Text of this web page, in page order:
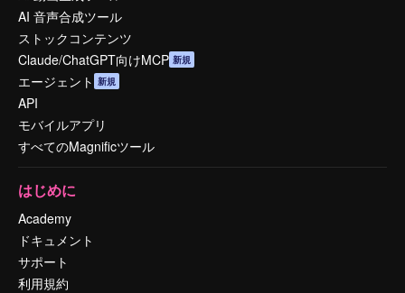
AI 音声合成ツール
ストックコンテンツ
Claude/ChatGPT向けMCP 新規
エージェント 新規
API
モバイルアプリ
すべてのMagnificツール
はじめに
Academy
ドキュメント
サポート
利用規約